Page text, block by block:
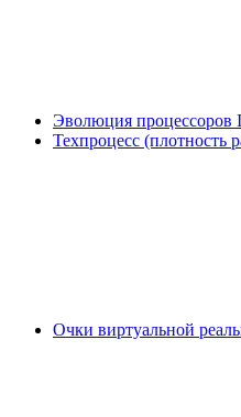
Эволюция процессоров
Техпроцесс (плотность
Очки виртуальной